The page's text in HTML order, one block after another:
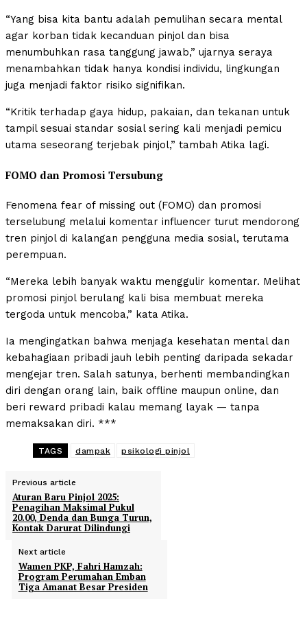
“Yang bisa kita bantu adalah pemulihan secara mental
agar korban tidak kecanduan pinjol dan bisa
menumbuhkan rasa tanggung jawab,” ujarnya seraya
menambahkan tidak hanya kondisi individu, lingkungan
juga menjadi faktor risiko signifikan.
“Kritik terhadap gaya hidup, pakaian, dan tekanan untuk
tampil sesuai standar sosial sering kali menjadi pemicu
utama seseorang terjebak pinjol,” tambah Atika lagi.
FOMO dan Promosi Tersubung
Fenomena fear of missing out (FOMO) dan promosi
terselubung melalui komentar influencer turut mendorong
tren pinjol di kalangan pengguna media sosial, terutama
perempuan.
“Mereka lebih banyak waktu menggulir komentar. Melihat
promosi pinjol berulang kali bisa membuat mereka
tergoda untuk mencoba,” kata Atika.
Ia mengingatkan bahwa menjaga kesehatan mental dan
kebahagiaan pribadi jauh lebih penting daripada sekadar
mengejar tren. Salah satunya, berhenti membandingkan
diri dengan orang lain, baik offline maupun online, dan
beri reward pribadi kalau memang layak — tanpa
memaksakan diri. ***
TAGS dampak psikologi pinjol
Previous article
Aturan Baru Pinjol 2025:
Penagihan Maksimal Pukul
20.00, Denda dan Bunga Turun,
Kontak Darurat Dilindungi
Next article
Wamen PKP, Fahri Hamzah:
Program Perumahan Emban
Tiga Amanat Besar Presiden